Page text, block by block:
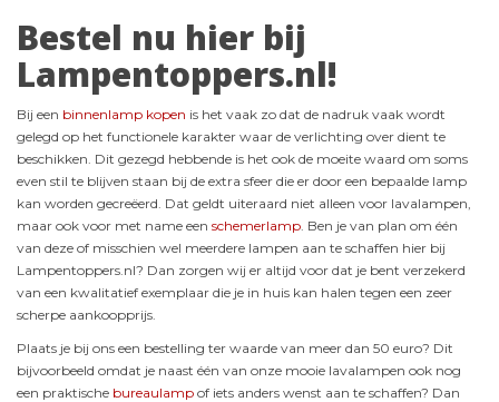
Bestel nu hier bij
Lampentoppers.nl!
Bij een binnenlamp kopen is het vaak zo dat de nadruk vaak wordt
gelegd op het functionele karakter waar de verlichting over dient te
beschikken. Dit gezegd hebbende is het ook de moeite waard om soms
even stil te blijven staan bij de extra sfeer die er door een bepaalde lamp
kan worden gecreëerd. Dat geldt uiteraard niet alleen voor lavalampen,
maar ook voor met name een schemerlamp. Ben je van plan om één
van deze of misschien wel meerdere lampen aan te schaffen hier bij
Lampentoppers.nl? Dan zorgen wij er altijd voor dat je bent verzekerd
van een kwalitatief exemplaar die je in huis kan halen tegen een zeer
scherpe aankoopprijs.
Plaats je bij ons een bestelling ter waarde van meer dan 50 euro? Dit
bijvoorbeeld omdat je naast één van onze mooie lavalampen ook nog
een praktische bureaulamp of iets anders wenst aan te schaffen? Dan